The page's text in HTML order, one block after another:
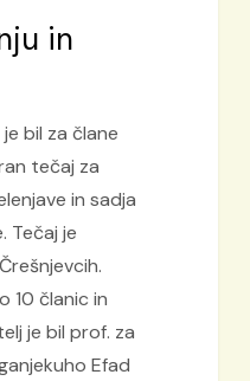
in
bil za člane
tečaj za
in sadja
Tečaj je
10 članic in
je bil prof. za
Efad